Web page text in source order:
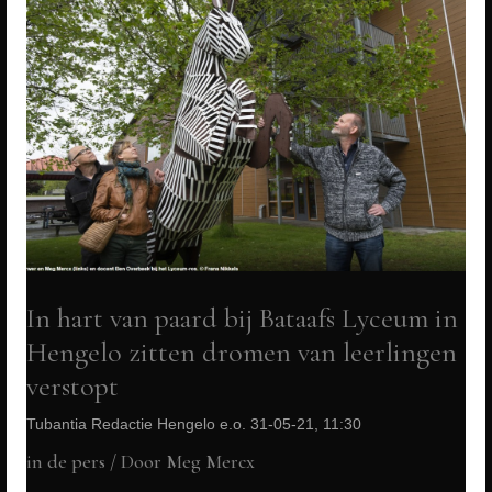
In hart van paard bij Bataafs Lyceum in
Hengelo zitten dromen van leerlingen
verstopt
Tubantia Redactie Hengelo e.o. 31-05-21, 11:30
in de pers / Door Meg Mercx